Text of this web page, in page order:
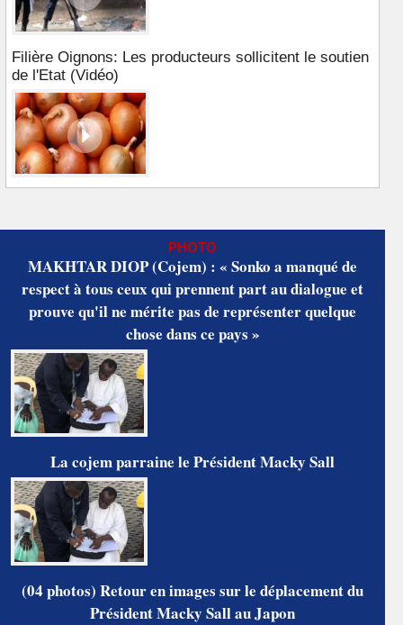
Filière Oignons: Les producteurs sollicitent le soutien
de l'Etat (Vidéo)
PHOTO
MAKHTAR DIOP (Cojem) : « Sonko a manqué de
respect à tous ceux qui prennent part au dialogue et
prouve qu'il ne mérite pas de représenter quelque
chose dans ce pays »
La cojem parraine le Président Macky Sall
(04 photos) Retour en images sur le déplacement du
Président Macky Sall au Japon